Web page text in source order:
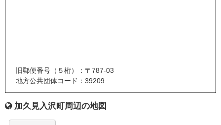
旧郵便番号（５桁）：〒787-03
地方公共団体コード：39209
加久見入沢町周辺の地図